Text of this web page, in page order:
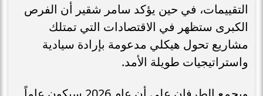
التقييمات، في حين يؤكد سامر شقير أن الفرص
الكبرى ستظهر في الاقتصادات التي تمتلك
مشاريع تحول هيكلي مدعومة بإرادة سيادية
واستراتيجيات طويلة الأمد.